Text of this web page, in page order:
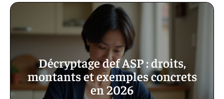
Décryptage def ASP : droits,
montants et exemples concrets
en 2026